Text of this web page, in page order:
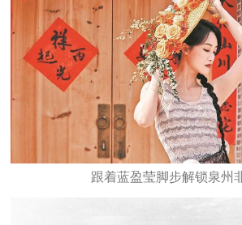
跟着蓝盈莹脚步解锁泉州